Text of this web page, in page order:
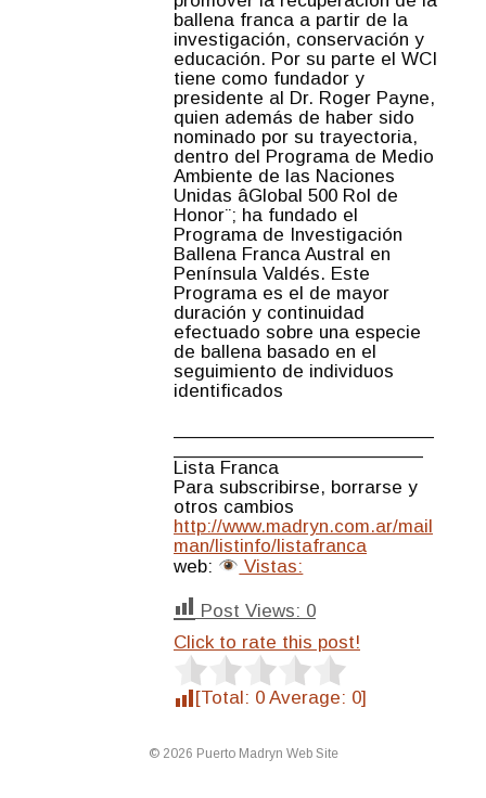
ballena franca a partir de la
investigación, conservación y
educación. Por su parte el WCI
tiene como fundador y
presidente al Dr. Roger Payne,
quien además de haber sido
nominado por su trayectoria,
dentro del Programa de Medio
Ambiente de las Naciones
Unidas âGlobal 500 Rol de
Honor¨; ha fundado el
Programa de Investigación
Ballena Franca Austral en
Península Valdés. Este
Programa es el de mayor
duración y continuidad
efectuado sobre una especie
de ballena basado en el
seguimiento de individuos
identificados
Lista Franca
Para subscribirse, borrarse y
otros cambios
http://www.madryn.com.ar/mail
man/listinfo/listafranca
web:
Vistas:
Post Views: 0
Click to rate this post!
[Total: 0 Average: 0]
© 2026 Puerto Madryn Web Site